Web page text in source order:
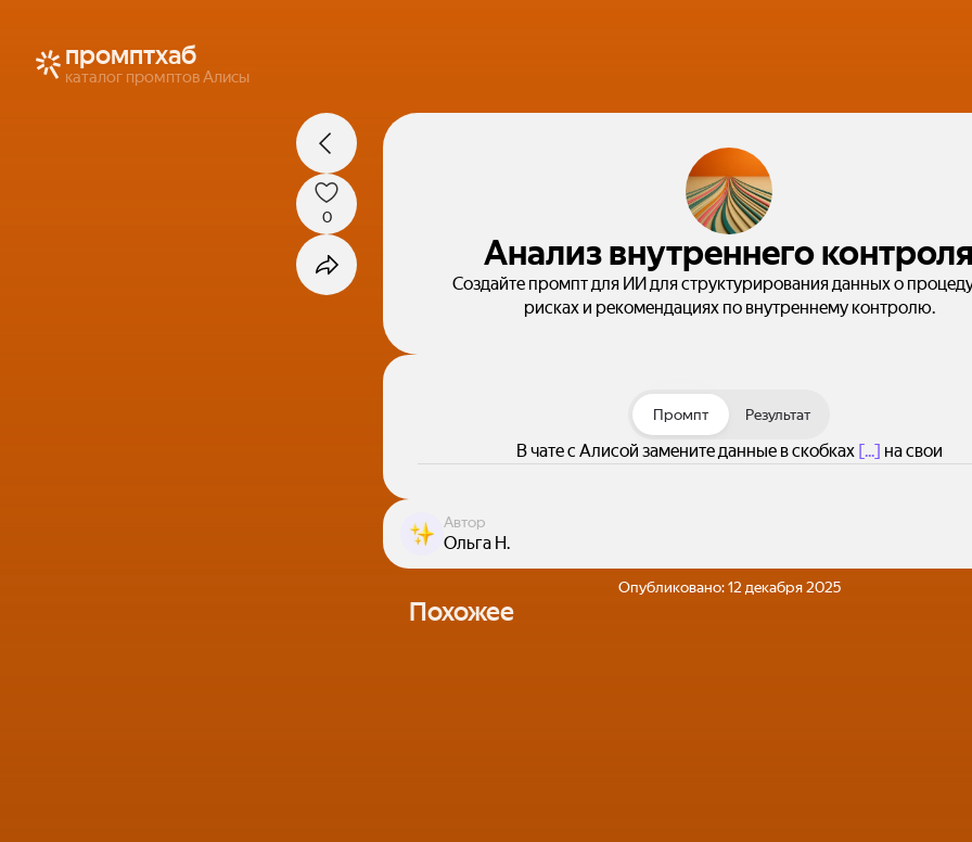
промптхаб
каталог промптов Алисы
Анализ внутреннего контроля
Создайте промпт для ИИ для структурирования данных о
рисках и рекомендациях по внутреннему контролю.
0
Промпт Результат
В чате с Алисой замените данные в скобках [...] на свои
Автор
Ольга Н.
Опубликовано:12 декабря 2025
Похожее